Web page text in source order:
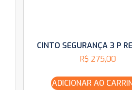
CINTO SEGURANÇA 3 P
R$ 275,00
ADICIONAR AO